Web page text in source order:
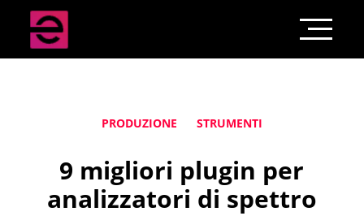
PRODUZIONE STRUMENTI
9 migliori plugin per
analizzatori di spettro